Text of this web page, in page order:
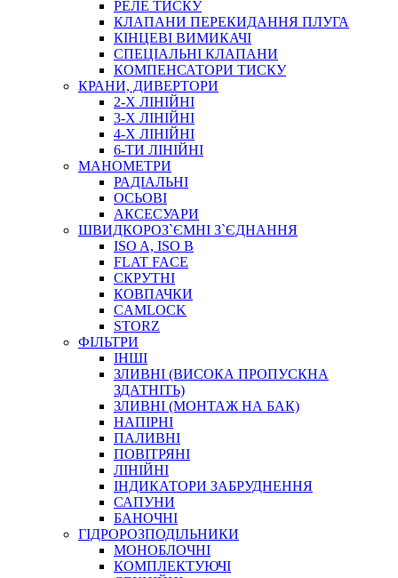
ПРУЖИННІ
НЕЙЛОНОВІ
ПРОРЕЗИНЕНІ
АВТОТОВАРИ
АВТОХІМІЯ
ДОМКРАТИ
НАБОРИ ЗАПОБІЖНИКІВ, КЛЕМ, АКСЕСУАРІВ
НАСОСИ, КОМПРЕСОРИ, МАНОМЕТРИ
ПАСТА, АНТИСЕПТИК
ІНСТРУМЕНТ
САДОВИЙ ІНВЕНТАР
ЕЛЕКТРИЧНІ ПРИЛАДИ
ПАЛЬНИКИ, ПАЯЛЬНИКИ, ПАЯЛЬНІ ЛАМПИ
ІНСТРУМЕНТИ ДЛЯ ЕЛЕКТРИКА
ЕЛЕКТРОІНСТРУМЕНТИ
ЗАМКИ І КОМПЛЕКТУЮЧІ
ІНСТРУМЕНТИ ДЛЯ ЗВАРЮВАННЯ, АКСЕСУАРИ
РЕЛЕ ТИСКУ
КЛАПАНИ ПЕРЕКИДАННЯ ПЛУГА
КІНЦЕВІ ВИМИКАЧІ
СПЕЦІАЛЬНІ КЛАПАНИ
КОМПЕНСАТОРИ ТИСКУ
КРАНИ, ДИВЕРТОРИ
2-Х ЛІНІЙНІ
3-Х ЛІНІЙНІ
4-Х ЛІНІЙНІ
6-ТИ ЛІНІЙНІ
МАНОМЕТРИ
РАДІАЛЬНІ
ОСЬОВІ
АКСЕСУАРИ
ШВИДКОРОЗ`ЄМНІ З`ЄДНАННЯ
ISO A, ISO B
FLAT FACE
СКРУТНІ
КОВПАЧКИ
CAMLOCK
STORZ
ФІЛЬТРИ
ІНШІ
ЗЛИВНІ (ВИСОКА ПРОПУСКНА
ЗДАТНІТЬ)
ЗЛИВНІ (МОНТАЖ НА БАК)
НАПІРНІ
ПАЛИВНІ
ПОВІТРЯНІ
ЛІНІЙНІ
ІНДИКАТОРИ ЗАБРУДНЕННЯ
САПУНИ
БАНОЧНІ
ГІДРОРОЗПОДІЛЬНИКИ
МОНОБЛОЧНІ
КОМПЛЕКТУЮЧІ